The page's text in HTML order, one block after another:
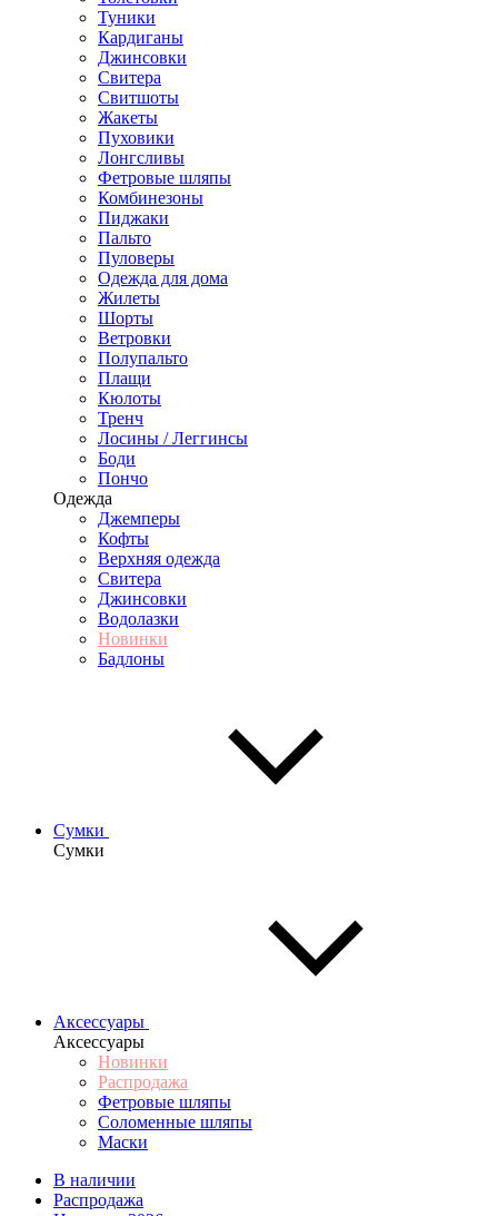
Туники
Кардиганы
Джинсовки
Свитера
Свитшоты
Жакеты
Пуховики
Лонгсливы
Фетровые шляпы
Комбинезоны
Пиджаки
Пальто
Пуловеры
Одежда для дома
Жилеты
Шорты
Ветровки
Полупальто
Плащи
Кюлоты
Тренч
Лосины / Леггинсы
Боди
Пончо
Одежда
Джемперы
Кофты
Верхняя одежда
Свитера
Джинсовки
Водолазки
Новинки
Бадлоны
Сумки
Сумки
Аксессуары
Аксессуары
Новинки
Распродажа
Фетровые шляпы
Соломенные шляпы
Маски
В наличии
Распродажа